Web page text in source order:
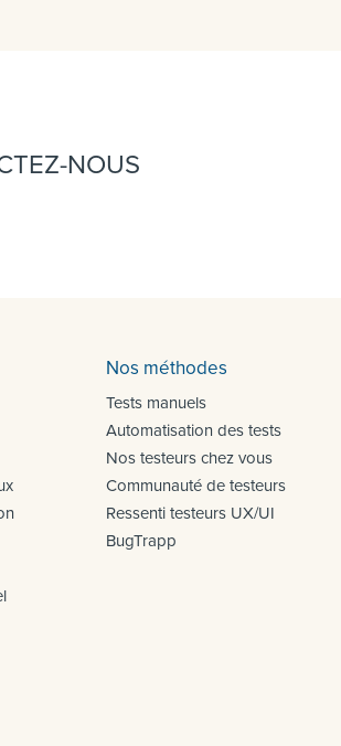
NOUS
Nos méthodes
Tests manuels
Automatisation des tests
Nos testeurs chez vous
Communauté de testeurs
Ressenti testeurs UX/UI
BugTrapp